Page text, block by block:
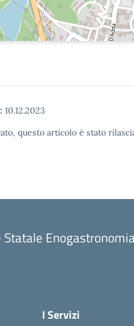
10.12.2023
questo articolo è stato
I Servizi